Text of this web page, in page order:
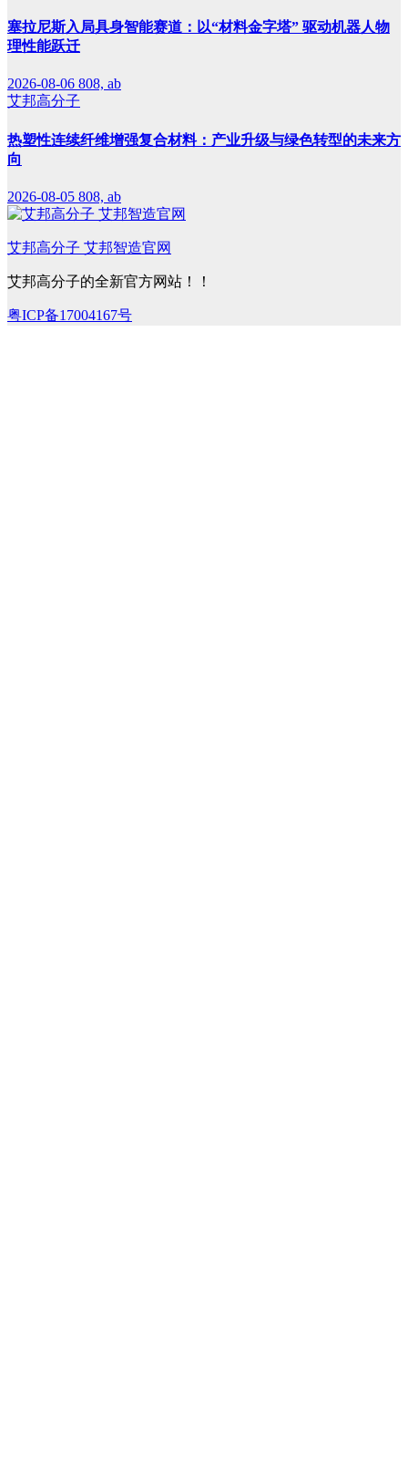
塞拉尼斯入局具身智能赛道：以“材料金字塔” 驱动机器人物
理性能跃迁
2026-08-06 808, ab
艾邦高分子
热塑性连续纤维增强复合材料：产业升级与绿色转型的未来方
向
2026-08-05 808, ab
艾邦高分子 艾邦智造官网
艾邦高分子的全新官方网站！！
粤ICP备17004167号